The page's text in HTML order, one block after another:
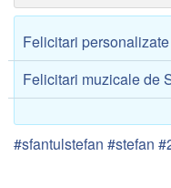
Felicitari
Felicitari muzicale de
#sfantulstefan #stefan